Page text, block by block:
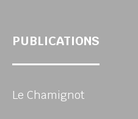
PUBLICATIONS
Le Chamignot